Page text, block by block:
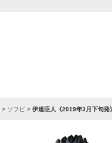
> ソフビ > 伊達臣人《2019年3月下旬発